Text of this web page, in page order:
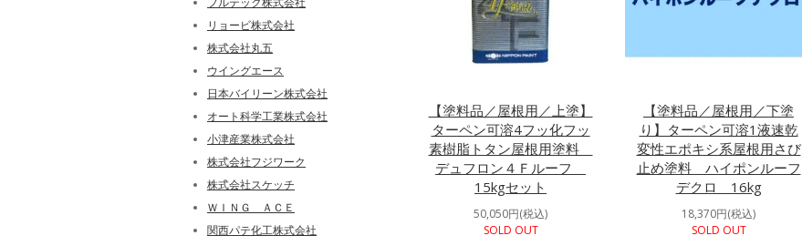
【塗料品／屋根用／上塗】
ターペン可溶4フッ化フッ
素樹脂トタン屋根用塗料
デュフロン４Ｆルーフ
15kgセット
50,050円(税込)
SOLD OUT
【塗料品／屋根用／下塗
り】ターペン可溶1液速乾
変性エポキシ系屋根用さび
止め塗料 ハイポンルーフ
デクロ 16kg
18,370円(税込)
SOLD OUT
リョービ株式会社
株式会社丸五
ウイングエース
日本バイリーン株式会社
オート科学工業株式会社
小津産業株式会社
株式会社フジワーク
株式会社スケッチ
ＷＩＮＧ ＡＣＥ
関西パテ化工株式会社